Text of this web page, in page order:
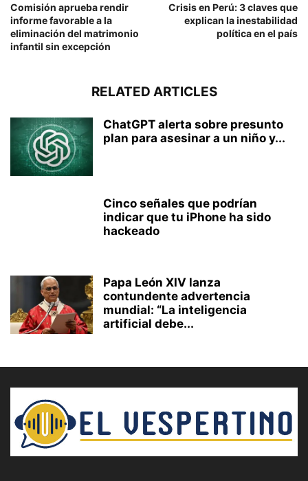
Comisión aprueba rendir
informe favorable a la
eliminación del matrimonio
infantil sin excepción
Crisis en Perú: 3 claves que
explican la inestabilidad
política en el país
RELATED ARTICLES
ChatGPT alerta sobre presunto
plan para asesinar a un niño y...
Cinco señales que podrían
indicar que tu iPhone ha sido
hackeado
Papa León XIV lanza
contundente advertencia
mundial: “La inteligencia
artificial debe...